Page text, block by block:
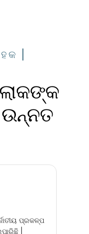
|
ଉନ୍ନତ
ପ୍ରକଳ୍ପ
|